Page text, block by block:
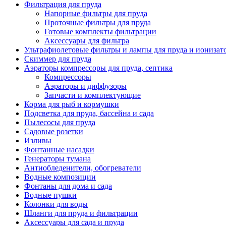
Фильтрация для пруда
Напорные фильтры для пруда
Проточные фильтры для пруда
Готовые комплекты фильтрации
Аксессуары для фильтра
Ультрафиолетовые фильтры и лампы для пруда и
Скиммер для пруда
Аэраторы компрессоры для пруда, септика
Компрессоры
Аэраторы и диффузоры
Запчасти и комплектующие
Корма для рыб и кормушки
Подсветка для пруда, бассейна и сада
Пылесосы для пруда
Садовые розетки
Изливы
Фонтанные насадки
Генераторы тумана
Антиобледенители, обогреватели
Водные композиции
Фонтаны для дома и сада
Водные пушки
Колонки для воды
Шланги для пруда и фильтрации
Аксессуары для сада и пруда